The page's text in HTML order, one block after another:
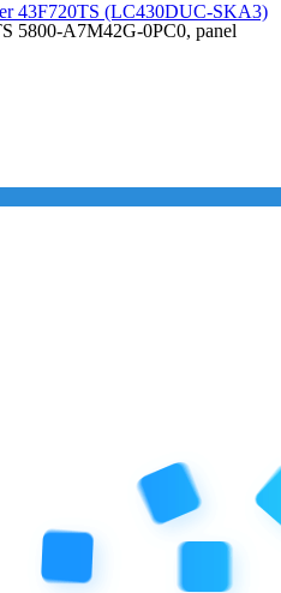
43F720TS (LC430DUC-SKA3)
5800-A7M42G-0PC0, panel